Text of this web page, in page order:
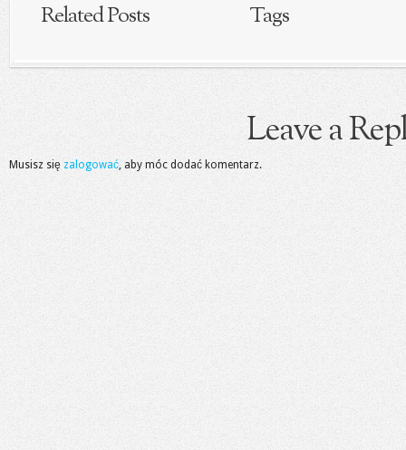
Related Posts Tags
Leave a
Musisz się zalogować, aby móc dodać komentarz.